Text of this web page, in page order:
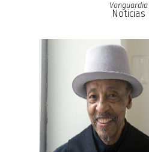
Vanguardia
Noticias